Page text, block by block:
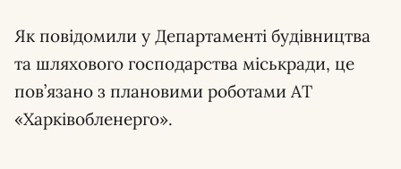
Як повідомили у Департаменті будівництва
та шляхового господарства міськради, це
пов’язано з плановими роботами АТ
«Харківобленерго».